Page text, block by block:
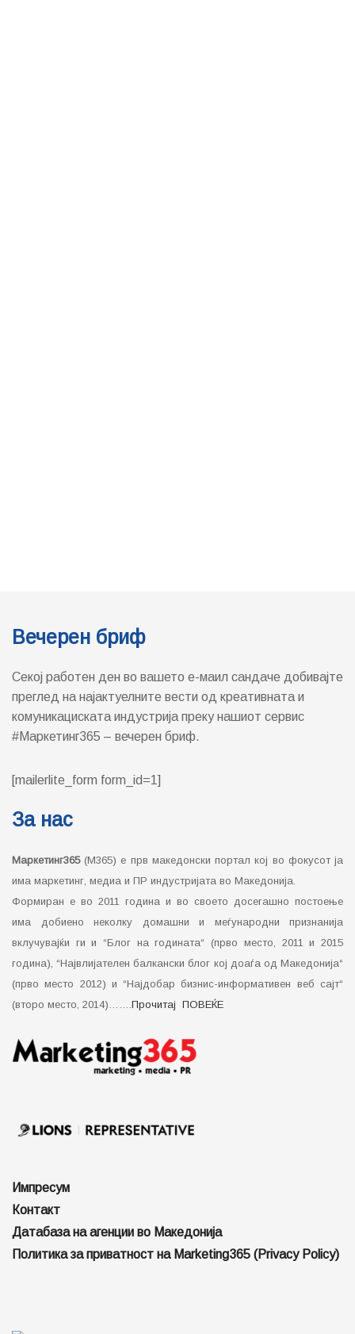
Вечерен бриф
Секој работен ден во вашето е-маил сандаче добивајте
преглед на најактуелните вести од креативната и
комуникациската индустрија преку нашиот сервис
#Маркетинг365 – вечерен бриф.
[mailerlite_form form_id=1]
За нас
Маркетинг365(М365) е прв македонски портал кој во фокусот ја
има маркетинг, медиа и ПР индустријата во Македонија.
Формиран е во 2011 година и во своето досегашно постоење
има добиено неколку домашни и меѓународни признанија
вклучувајќи ги и “Блог на годината“ (прво место, 2011 и 2015
година), “Највлијателен балкански блог кој доаѓа од Македонија“
(прво место 2012) и “Најдобар бизнис-информативен веб сајт“
(второ место, 2014)……. Прочитај ПОВЕЌЕ
Импресум
Контакт
Датабаза на агенции во Македонија
Политика за приватност на Marketing365 (Privacy Policy)